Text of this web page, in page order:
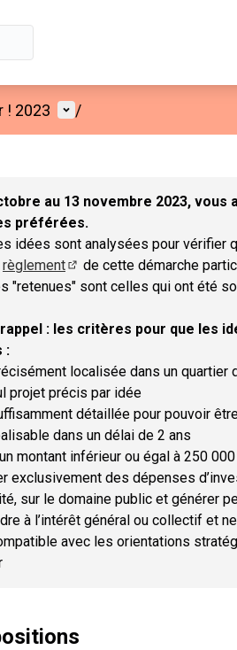
! 2023 Menu utilisateur
/
au 13 novembre 2023,
préférées.
idées sont analysées pour vérifier
règlement
(Lien externe)
de cette démarche
"retenues" sont celles qui ont été
rappel : les critères pour que les
:
localisée dans un quartier
projet précis par idée
détaillée pour pouvoir
dans un délai de 2 ans
montant inférieur ou égal à 250
exclusivement des dépenses
sur le domaine public et générer
à l’intérêt général ou collectif et
avec les orientations